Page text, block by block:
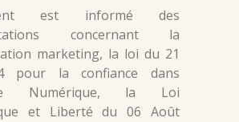
est informé des
concernant la
marketing, la loi du 21
pour la confiance dans
Numérique, la Loi
et Liberté du 06 Août